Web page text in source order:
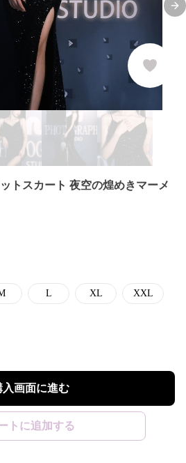
トスカート 夜空の煌めきマーメ
L XL XXL
入画面に進む
トに追加する